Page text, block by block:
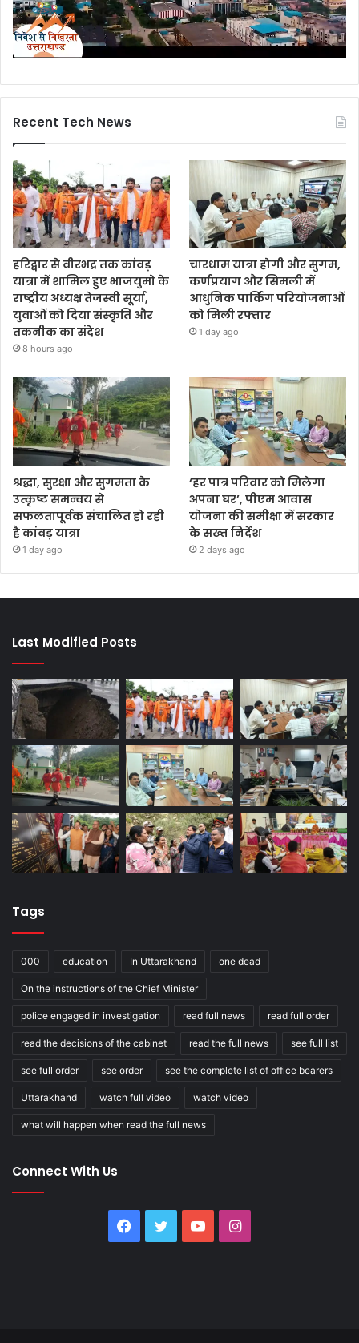
Recent Tech News
हरिद्वार से वीरभद्र तक कांवड़
यात्रा में शामिल हुए भाजयुमो के
राष्ट्रीय अध्यक्ष तेजस्वी सूर्या,
युवाओं को दिया संस्कृति और
तकनीक का संदेश
8 hours ago
चारधाम यात्रा होगी और सुगम,
कर्णप्रयाग और सिमली में
आधुनिक पार्किंग परियोजनाओं
को मिली रफ्तार
1 day ago
श्रद्धा, सुरक्षा और सुगमता के
उत्कृष्ट समन्वय से
सफलतापूर्वक संचालित हो रही
है कांवड़ यात्रा
1 day ago
‘हर पात्र परिवार को मिलेगा
अपना घर’, पीएम आवास
योजना की समीक्षा में सरकार
के सख्त निर्देश
2 days ago
Last Modified Posts
Tags
000 education In Uttarakhand one dead
On the instructions of the Chief Minister
police engaged in investigation read full news read full order
read the decisions of the cabinet read the full news see full list
see full order see order see the complete list of office bearers
Uttarakhand watch full video watch video
what will happen when read the full news
Connect With Us
Facebook
Twitter YouTubeInstagram